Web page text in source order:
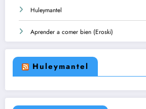
Huleymantel
Aprender a comer bien (Eroski)
Huleymantel